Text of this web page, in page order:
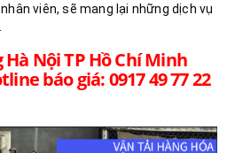
viên, sẽ mang lại những dịch vụ
Nội TP Hồ Chí Minh
báo giá: 0917 49 77 22